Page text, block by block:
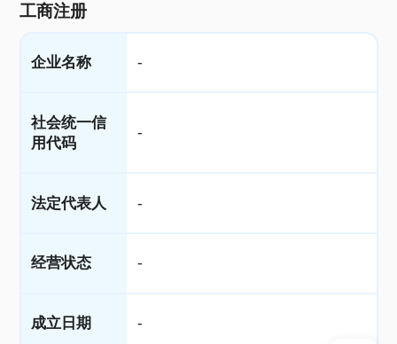
工商注册
企业名称 -
社会统一信
用代码
-
法定代表人 -
经营状态 -
成立日期 -